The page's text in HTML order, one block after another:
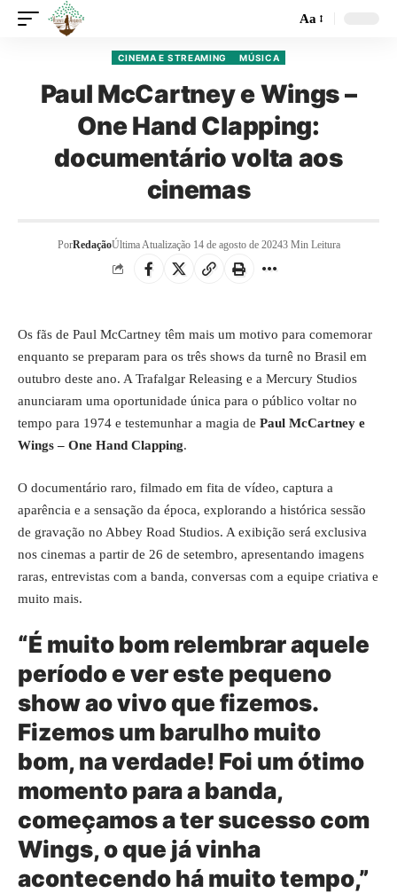
Aa
CINEMA E STREAMING MÚSICA
Paul McCartney e Wings –
One Hand Clapping:
documentário volta aos
cinemas
PorRedaçãoÚltima Atualização 14 de agosto de 20243 Min Leitura
Os fãs de Paul McCartney têm mais um motivo para comemorar
enquanto se preparam para os três shows da turnê no Brasil em
outubro deste ano. A Trafalgar Releasing e a Mercury Studios
anunciaram uma oportunidade única para o público voltar no
tempo para 1974 e testemunhar a magia de Paul McCartney e
Wings – One Hand Clapping.
O documentário raro, filmado em fita de vídeo, captura a
aparência e a sensação da época, explorando a histórica sessão
de gravação no Abbey Road Studios. A exibição será exclusiva
nos cinemas a partir de 26 de setembro, apresentando imagens
raras, entrevistas com a banda, conversas com a equipe criativa e
muito mais.
“É muito bom relembrar aquele
período e ver este pequeno
show ao vivo que fizemos.
Fizemos um barulho muito
bom, na verdade! Foi um ótimo
momento para a banda,
começamos a ter sucesso com
Wings, o que já vinha
acontecendo há muito tempo,”